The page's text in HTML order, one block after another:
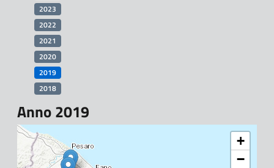
2023
2022
2021
2020
2019
2018
Anno 2019
+
−